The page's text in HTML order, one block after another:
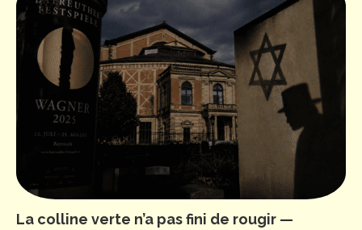
La colline verte n’a pas fini de rougir —